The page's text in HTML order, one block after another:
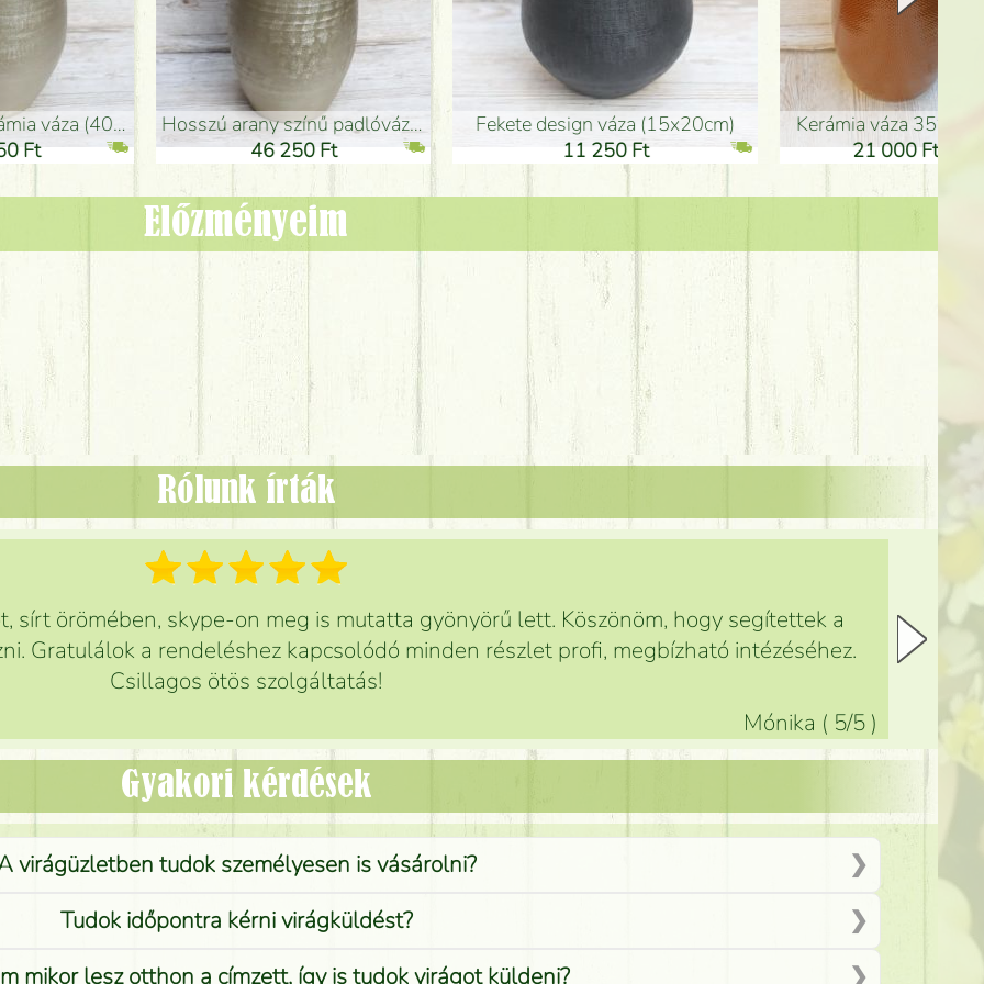
(50x29cm)
Ft
fekete design váza (15x20cm)
11 250 Ft
Kerámia váza 35*21cm
21 000 Ft
ballagó fiú fa betűző
1 300 Ft
Előzményeim
Rólunk írták
sírt örömében, skype-on meg is mutatta gyönyörű lett. Köszönöm, hogy segítettek a
Gratulálok a rendeléshez kapcsolódó minden részlet profi, megbízható intézéséhez.
Csillagos ötös szolgáltatás!
Mónika ( 5/5 )
Gyakori kérdések
virágüzletben tudok személyesen is vásárolni?
Tudok időpontra kérni virágküldést?
mikor lesz otthon a címzett, így is tudok virágot küldeni?